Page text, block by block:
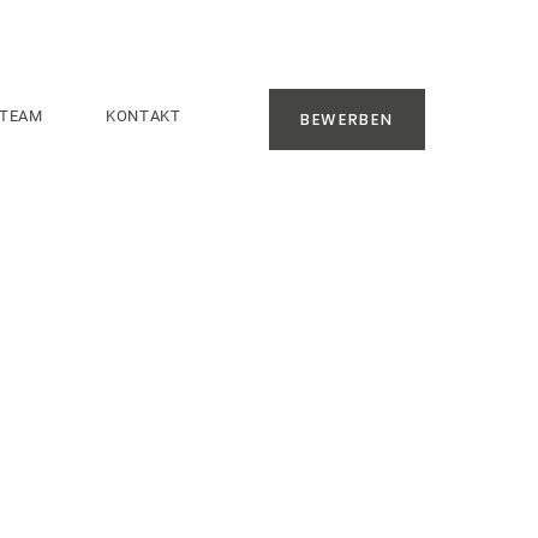
TEAM KONTAKT BEWERBEN